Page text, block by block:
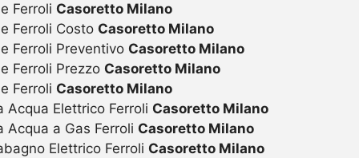
Ferroli Casoretto Milano
Ferroli Costo Casoretto Milano
Ferroli Preventivo Casoretto Milano
Ferroli Prezzo Casoretto Milano
Ferroli Casoretto Milano
Acqua Elettrico Ferroli Casoretto Milano
Acqua a Gas Ferroli Casoretto Milano
Elettrico Ferroli Casoretto Milano